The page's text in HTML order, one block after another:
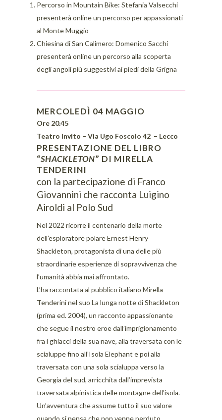
Percorso in Mountain Bike: Stefania Valsecchi
presenterà online un percorso per appassionati
al Monte Muggio
Chiesina di San Calimero: Domenico Sacchi
presenterà online un percorso alla scoperta
degli angoli più suggestivi ai piedi della Grigna
MERCOLEDÌ 04 MAGGIO
Ore 20.45
Teatro Invito – Via Ugo Foscolo 42 – Lecco
PRESENTAZIONE DEL LIBRO
“SHACKLETON” DI MIRELLA
TENDERINI
con la partecipazione di Franco
Giovannini che racconta Luigino
Airoldi al Polo Sud
Nel 2022 ricorre il centenario della morte
dell’esploratore polare Ernest Henry
Shackleton, protagonista di una delle più
straordinarie esperienze di sopravvivenza che
l’umanità abbia mai affrontato.
L’ha raccontata al pubblico italiano Mirella
Tenderini nel suo La lunga notte di Shackleton
(prima ed. 2004), un racconto appassionante
che segue il nostro eroe dall’imprigionamento
fra i ghiacci della sua nave, alla traversata con le
scialuppe fino all’Isola Elephant e poi alla
traversata con una sola scialuppa verso la
Georgia del sud, arricchita dall’imprevista
traversata alpinistica delle montagne dell’isola.
Un’avventura che assume tutto il suo valore
quando si pensa che non venne perduto